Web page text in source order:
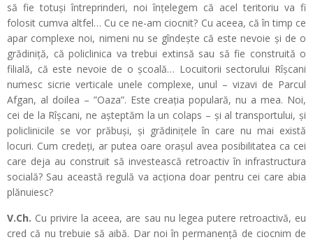
să fie totuși întreprinderi, noi înțelegem că acel teritoriu va fi
folosit cumva altfel… Cu ce ne-am ciocnit? Cu aceea, că în timp ce
apar complexe noi, nimeni nu se gîndește că este nevoie și de o
grădiniță, că policlinica va trebui extinsă sau să fie construită o
filială, că este nevoie de o școală… Locuitorii sectorului Rîșcani
numesc sicrie verticale unele complexe, unul – vizavi de Parcul
Afgan, al doilea – ”Oaza”. Este creația populară, nu a mea. Noi,
cei de la Rîșcani, ne așteptăm la un colaps – și al transportului, și
policlinicile se vor prăbuși, și grădinițele în care nu mai există
locuri. Cum credeți, ar putea oare orașul avea posibilitatea ca cei
care deja au construit să investească retroactiv în infrastructura
socială? Sau această regulă va acționa doar pentru cei care abia
plănuiesc?
V.Ch. Cu privire la aceea, are sau nu legea putere retroactivă, eu
cred că nu trebuie să aibă. Dar noi în permanență de ciocnim de